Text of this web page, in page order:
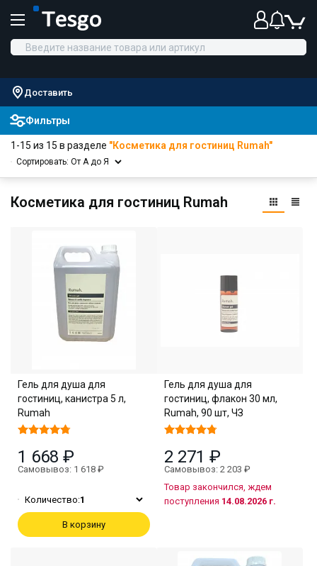
Доставить
Фильтры
1-15 из 15 в разделе "Косметика для гостиниц Rumah"
Сортировать: От А до Я
Косметика для гостиниц Rumah
Гель для душа для
гостиниц, канистра 5 л,
Rumah
1 668 ₽
Самовывоз: 1 618 ₽
Количество:1
В корзину
Гель для душа для
гостиниц, флакон 30 мл,
Rumah, 90 шт, ЧЗ
2 271 ₽
Самовывоз: 2 203 ₽
Товар закончился, ждем
поступления 14.08.2026 г.